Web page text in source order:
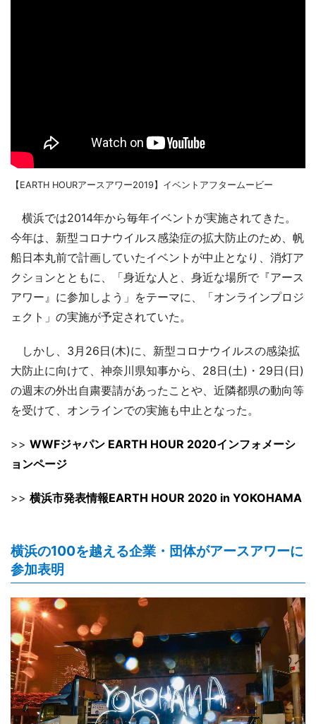
【EARTH HOURアースアワー2019】イベントアフタームービー
横浜では2014年から毎年イベントが実施されてきた。
今年は、新型コロナウイルス感染症の拡大防止のため、帆
船日本丸前で計画していたイベントが中止となり、消灯ア
クションとともに、「身近な人と、身近な場所で『アース
アワー』に参加しよう」をテーマに、「オンラインプロジ
ェクト」の実施が予定されていた。
しかし、3月26日(木)に、新型コロナウイルスの感染拡
大防止に向けて、神奈川県知事から、28日(土)・29日(日)
の週末の外出自粛要請があったことや、近隣都県の動向等
を受けて、オンラインでの実施も中止となった。
>> WWFジャパン EARTH HOUR 2020インフォメーシ
ョンページ
>> 横浜市発表情報EARTH HOUR 2020 in YOKOHAMA
横浜の100を越える企業・団体がアースアワーに
参加表明